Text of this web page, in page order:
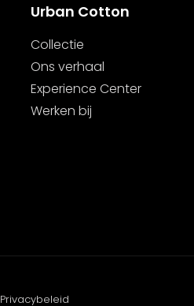
Urban Cotton
Collectie
Ons verhaal
Experience Center
Werken bij
Privacybeleid